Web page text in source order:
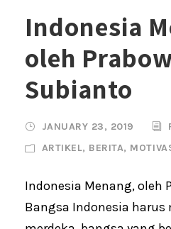
Indonesia
oleh
Subianto
JANUARY 23, 2019
ARTIKEL, BERITA,
Indonesia Menang, oleh
Bangsa Indonesia